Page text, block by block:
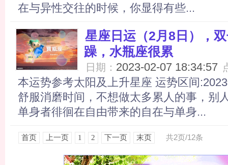
在与异性交往的时候，你显得有些...
星座日运（2月8日），
躁，水瓶座很累
日期： 2023-02-07 18:34:57
本运势参考太阳及上升星座 运势区间
舒服消磨时间，不想做太多累人的事，别
单身者徘徊在自由带来的自在与单身...
共2页/12条
首页 上一页 1 2 下一页 末页